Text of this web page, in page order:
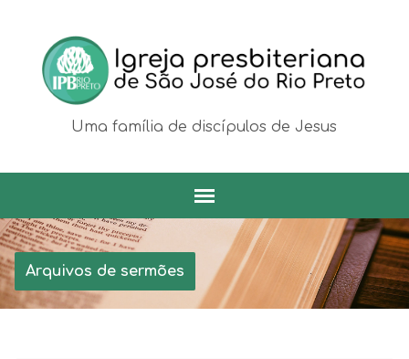
Uma família de discípulos de Jesus
Arquivos de sermões